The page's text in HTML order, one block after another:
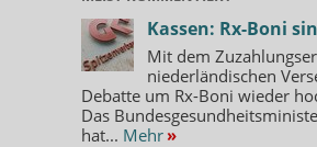
Kassen: Rx-Boni
Mit dem
niederländischen
Debatte um Rx-Boni wieder
Das
hat... Mehr »